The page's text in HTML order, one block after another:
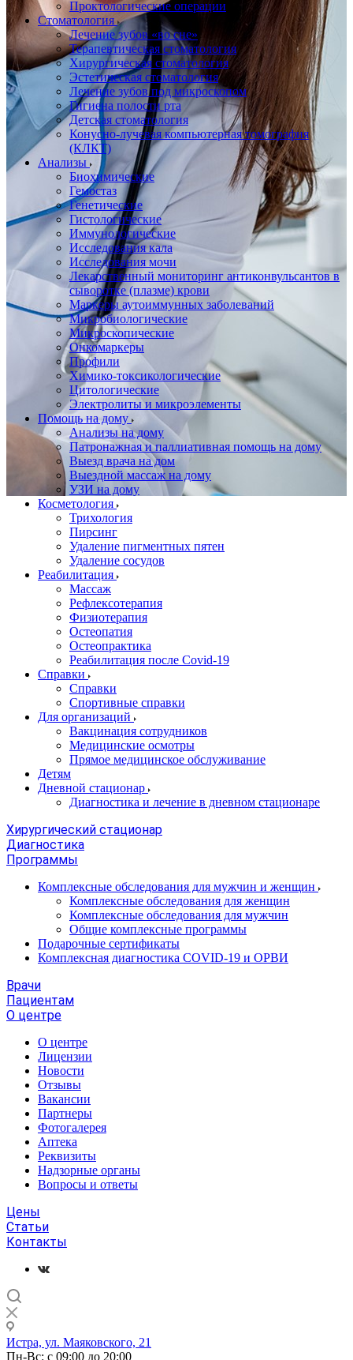
Проктологические операции
Стоматология
Лечение зубов «во сне»
Терапевтическая стоматология
Хирургическая стоматология
Эстетическая стоматология
Лечение зубов под микроскопом
Гигиена полости рта
Детская стоматология
Конусно-лучевая компьютерная томография
(КЛКТ)
Анализы
Биохимические
Гемостаз
Генетические
Гистологические
Иммунологические
Исследования кала
Исследования мочи
Лекарственный мониторинг антиконвульсантов в
сыворотке (плазме) крови
Маркеры аутоиммунных заболеваний
Микробиологические
Микроскопические
Онкомаркеры
Профили
Химико-токсикологические
Цитологические
Электролиты и микроэлементы
Помощь на дому
Анализы на дому
Патронажная и паллиативная помощь на дому
Выезд врача на дом
Выездной массаж на дому
УЗИ на дому
Косметология
Трихология
Пирсинг
Удаление пигментных пятен
Удаление сосудов
Реабилитация
Массаж
Рефлексотерапия
Физиотерапия
Остеопатия
Остеопрактика
Реабилитация после Covid-19
Справки
Справки
Спортивные справки
Для организаций
Вакцинация сотрудников
Медицинские осмотры
Прямое медицинское обслуживание
Детям
Дневной стационар
Диагностика и лечение в дневном стационаре
Хирургический стационар
Диагностика
Программы
Комплексные обследования для мужчин и женщин
Комплексные обследования для женщин
Комплексные обследования для мужчин
Общие комплексные программы
Подарочные сертификаты
Комплексная диагностика COVID-19 и ОРВИ
Врачи
Пациентам
О центре
О центре
Лицензии
Новости
Отзывы
Вакансии
Партнеры
Фотогалерея
Аптека
Реквизиты
Надзорные органы
Вопросы и ответы
Цены
Статьи
Контакты
Истра, ул. Маяковского, 21
Пн-Вс: с 09:00 до 20:00